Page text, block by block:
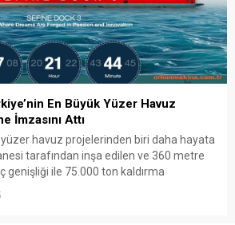
En Büyük Yüzer Havuz
İmzasını Attı
yüzer havuz projelerinden biri daha hayata
tarafından inşa edilen ve 360 metre
genişliği ile 75.000 ton kaldırma
hazırlanıyor. Bu stratejik projede, Orhun